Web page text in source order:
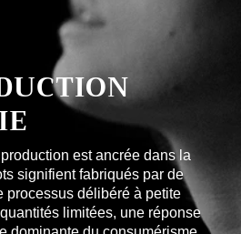
est ancrée dans la
signifient fabriqués par de
processus délibéré à petite
limitées, une réponse
!
NON MERCI